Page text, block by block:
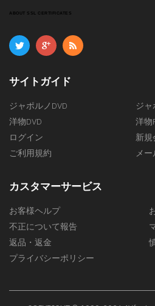
ABOUT SSL CERTIFICATES
サイトガイド
ジャポルノDVD
ジャ
洋物DVD
洋物
ログイン
新規
ご利用規約
メ
カスタマーサービス
お客様ヘルプ
不正について報告
返品・返金
プライバシーポリシー